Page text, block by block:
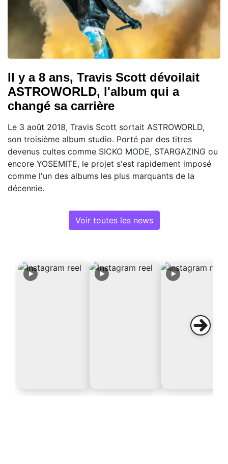
Il y a 8 ans, Travis Scott dévoilait
ASTROWORLD, l'album qui a
changé sa carrière
Le 3 août 2018, Travis Scott sortait ASTROWORLD,
son troisième album studio. Porté par des titres
devenus cultes comme SICKO MODE, STARGAZING ou
encore YOSEMITE, le projet s'est rapidement imposé
comme l'un des albums les plus marquants de la
décennie.
Voir toutes les news